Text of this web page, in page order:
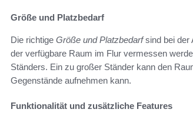
Größe und Platzbedarf
Die richtige Größe und Platzbedarfsind bei der
der verfügbare Raum im Flur vermessen
Ständers. Ein zu großer Ständer kann den
Gegenstände aufnehmen kann.
Funktionalität und zusätzliche Features